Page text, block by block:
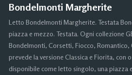
Bondelmonti Margherite
Letto Bondelmonti Margherite. Testata
piazza e mezzo. Testata. Ogni collezione
Bondelmonti, Corsetti, Fiocco, Romantico,
prevede la versione Classica e Fiorita, con
disponibile come letto singolo, una piazza